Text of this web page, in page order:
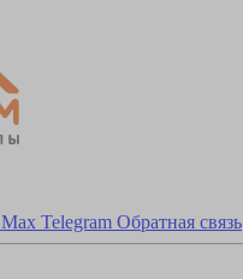
Max Telegram Обратная связь